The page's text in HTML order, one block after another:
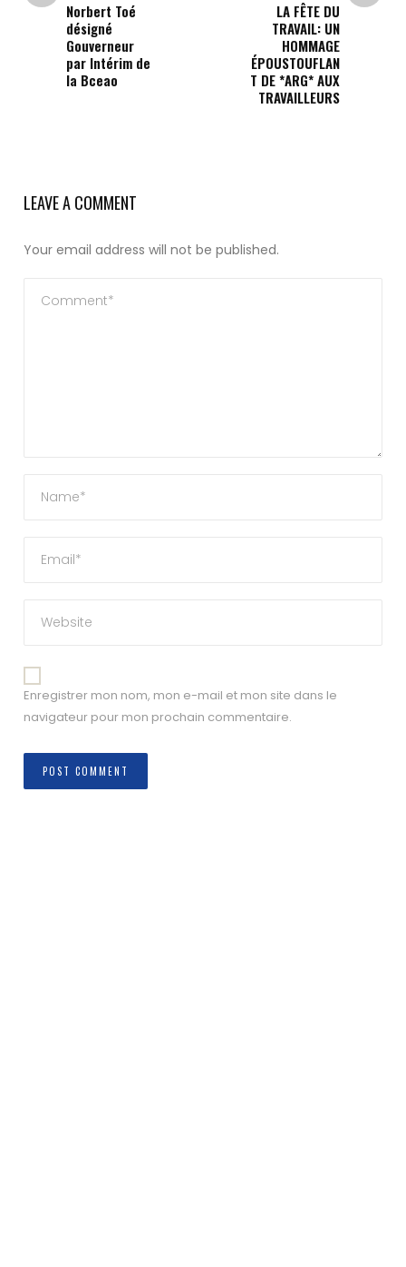
Norbert Toé
désigné
Gouverneur
par Intérim de
la Bceao
LA FÊTE DU
TRAVAIL: UN
HOMMAGE
ÉPOUSTOUFLAN
T DE *ARG* AUX
TRAVAILLEURS
LEAVE A COMMENT
Your email address will not be published.
Enregistrer mon nom, mon e-mail et mon site dans le
navigateur pour mon prochain commentaire.